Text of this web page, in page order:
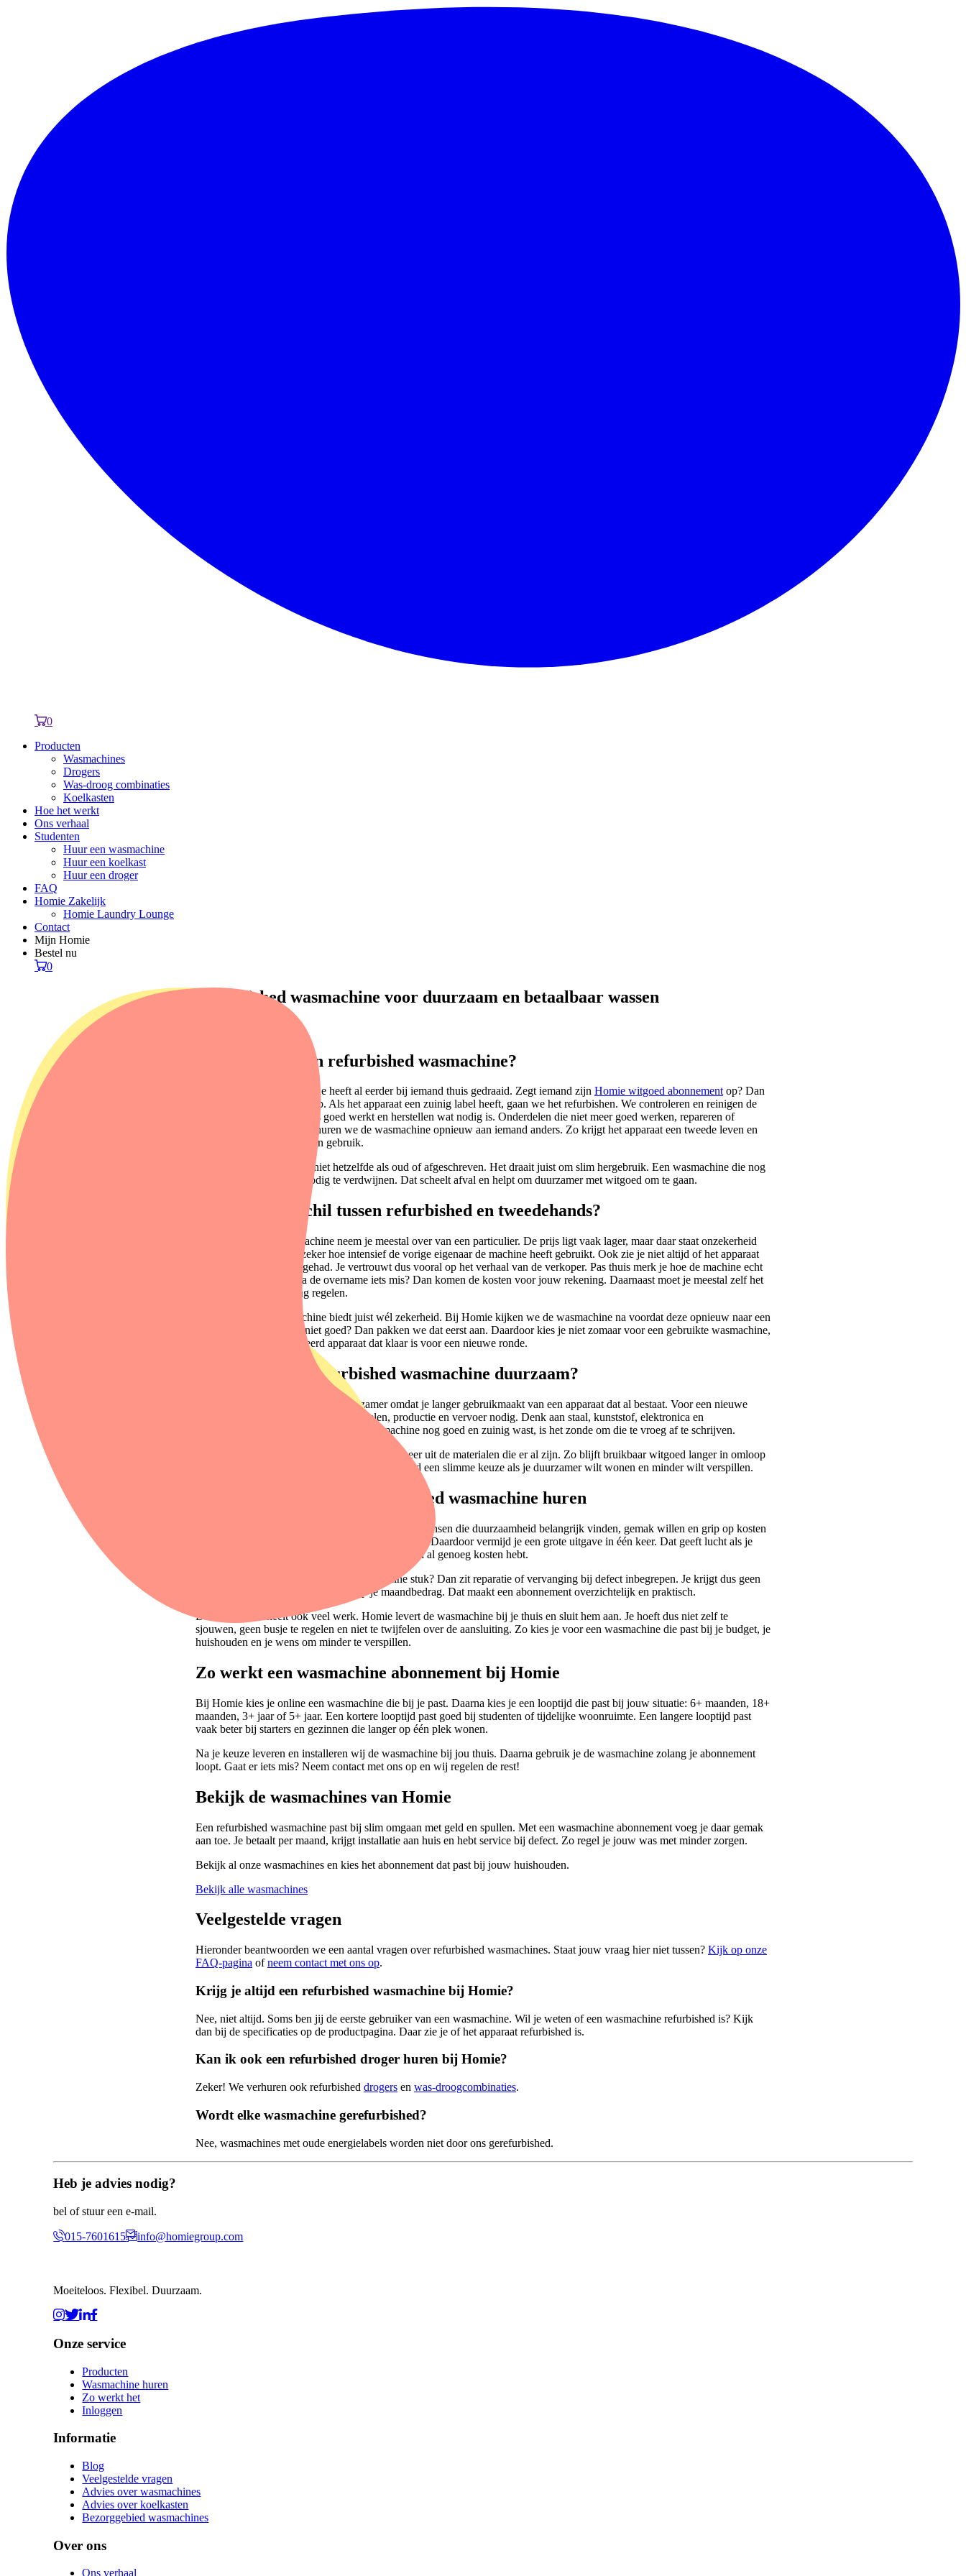
0
Producten
Wasmachines
Drogers
Was-droog combinaties
Koelkasten
Hoe het werkt
Ons verhaal
Studenten
Huur een wasmachine
Huur een koelkast
Huur een droger
FAQ
Homie Zakelijk
Homie Laundry Lounge
Contact
Mijn Homie
Bestel nu
0
Refurbished wasmachine voor duurzaam en betaalbaar wassen
Wat betekent een refurbished wasmachine?
Een refurbished wasmachine heeft al eerder bij iemand thuis gedraaid. Zegt iemand zijn Homie witgoed abonnementop? Dan
halen we de wasmachine op. Als het apparaat een zuinig label heeft, gaan we het refurbishen. We controleren en reinigen de
wasmachine, kijken of alles goed werkt en herstellen wat nodig is. Onderdelen die niet meer goed werken, repareren of
vervangen we. Daarna verhuren we de wasmachine opnieuw aan iemand anders. Zo krijgt het apparaat een tweede leven en
blijft goed witgoed langer in gebruik.
Refurbished betekent dus niet hetzelfde als oud of afgeschreven. Het draait juist om slim hergebruik. Een wasmachine die nog
goed wast, hoeft niet onnodig te verdwijnen. Dat scheelt afval en helpt om duurzamer met witgoed om te gaan.
Wat is het verschil tussen refurbished en tweedehands?
Een tweedehands wasmachine neem je meestal over van een particulier. De prijs ligt vaak lager, maar daar staat onzekerheid
tegenover. Je weet niet zeker hoe intensief de vorige eigenaar de machine heeft gebruikt. Ook zie je niet altijd of het apparaat
eerder problemen heeft gehad. Je vertrouwt dus vooral op het verhaal van de verkoper. Pas thuis merk je hoe de machine echt
draait. En gaat er kort na de overname iets mis? Dan komen de kosten voor jouw rekening. Daarnaast moet je meestal zelf het
vervoer en de aansluiting regelen.
Een refurbished wasmachine biedt juist wél zekerheid. Bij Homie kijken we de wasmachine na voordat deze opnieuw naar een
klant gaat. Werkt er iets niet goed? Dan pakken we dat eerst aan. Daardoor kies je niet zomaar voor een gebruikte wasmachine,
maar voor een gecontroleerd apparaat dat klaar is voor een nieuwe ronde.
Waarom is een refurbished wasmachine duurzaam?
Een refurbished wasmachine is duurzamer omdat je langer gebruikmaakt van een apparaat dat al bestaat. Voor een nieuwe
wasmachine zijn grondstoffen, onderdelen, productie en vervoer nodig. Denk aan staal, kunststof, elektronica en
verpakkingsmateriaal. Als een bestaande machine nog goed en zuinig wast, is het zonde om die te vroeg af te schrijven.
Door een wasmachine te refurbishen, haal je meer uit de materialen die er al zijn. Zo blijft bruikbaar witgoed langer in omloop
en ontstaat er minder afval. Dat maakt refurbished een slimme keuze als je duurzamer wilt wonen en minder wilt verspillen.
De voordelen van een refurbished wasmachine huren
Een refurbished wasmachine huren past goed bij mensen die duurzaamheid belangrijk vinden, gemak willen en grip op kosten
zoeken. Je huurt bij Homie vanaf €9,99 per maand. Daardoor vermijd je een grote uitgave in één keer. Dat geeft lucht als je
studeert, net op jezelf woont of met een jong gezin al genoeg kosten hebt.
Ook bij pech houd je rust. Gaat je wasmachine stuk? Dan zit reparatie of vervanging bij defect inbegrepen. Je krijgt dus geen
onverwachte reparatiekosten bovenop je maandbedrag. Dat maakt een abonnement overzichtelijk en praktisch.
De installatie scheelt ook veel werk. Homie levert de wasmachine bij je thuis en sluit hem aan. Je hoeft dus niet zelf te
sjouwen, geen busje te regelen en niet te twijfelen over de aansluiting. Zo kies je voor een wasmachine die past bij je budget, je
huishouden en je wens om minder te verspillen.
Zo werkt een wasmachine abonnement bij Homie
Bij Homie kies je online een wasmachine die bij je past. Daarna kies je een looptijd die past bij jouw situatie: 6+ maanden, 18+
maanden, 3+ jaar of 5+ jaar. Een kortere looptijd past goed bij studenten of tijdelijke woonruimte. Een langere looptijd past
vaak beter bij starters en gezinnen die langer op één plek wonen.
Na je keuze leveren en installeren wij de wasmachine bij jou thuis. Daarna gebruik je de wasmachine zolang je abonnement
loopt. Gaat er iets mis? Neem contact met ons op en wij regelen de rest!
Bekijk de wasmachines van Homie
Een refurbished wasmachine past bij slim omgaan met geld en spullen. Met een wasmachine abonnement voeg je daar gemak
aan toe. Je betaalt per maand, krijgt installatie aan huis en hebt service bij defect. Zo regel je jouw was met minder zorgen.
Bekijk al onze wasmachines en kies het abonnement dat past bij jouw huishouden.
Bekijk alle wasmachines
Veelgestelde vragen
Hieronder beantwoorden we een aantal vragen over refurbished wasmachines. Staat jouw vraag hier niet tussen? Kijk op onze
FAQ-pagina ofneem contact met ons op.
Krijg je altijd een refurbished wasmachine bij Homie?
Nee, niet altijd. Soms ben jij de eerste gebruiker van een wasmachine. Wil je weten of een wasmachine refurbished is? Kijk
dan bij de specificaties op de productpagina. Daar zie je of het apparaat refurbished is.
Kan ik ook een refurbished droger huren bij Homie?
Zeker! We verhuren ook refurbished drogers en was-droogcombinaties.
Wordt elke wasmachine gerefurbished?
Nee, wasmachines met oude energielabels worden niet door ons gerefurbished.
Heb je advies nodig?
bel of stuur een e-mail.
015-7601615 info@homiegroup.com
Moeiteloos. Flexibel. Duurzaam.
Onze service
Producten
Wasmachine huren
Zo werkt het
Inloggen
Informatie
Blog
Veelgestelde vragen
Advies over wasmachines
Advies over koelkasten
Bezorggebied wasmachines
Over ons
Ons verhaal